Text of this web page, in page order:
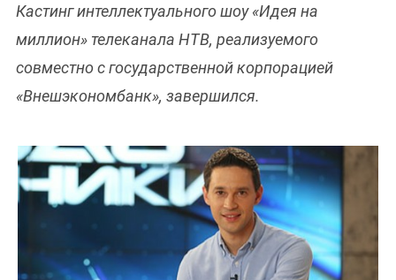
Кастинг интеллектуального шоу «Идея на
миллион» телеканала НТВ, реализуемого
совместно с государственной корпорацией
«Внешэкономбанк», завершился.